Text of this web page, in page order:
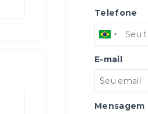
Telefone
E-mail
Mensagem